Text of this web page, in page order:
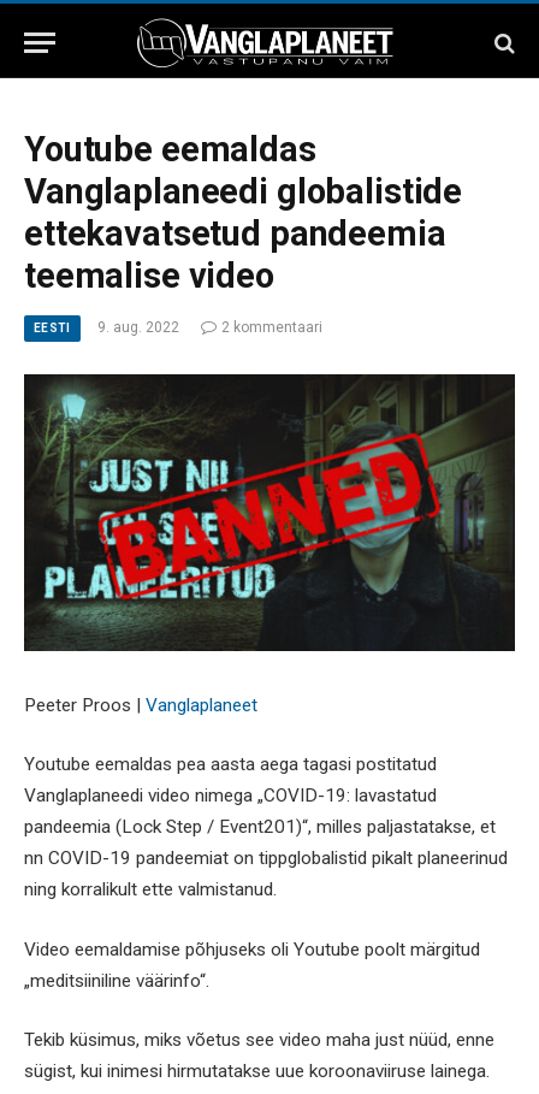
Youtube eemaldas
Vanglaplaneedi globalistide
ettekavatsetud pandeemia
teemalise video
EESTI 9. aug. 2022 2 kommentaari
Peeter Proos | Vanglaplaneet
Youtube eemaldas pea aasta aega tagasi postitatud
Vanglaplaneedi video nimega „COVID-19: lavastatud
pandeemia (Lock Step / Event201)“, milles paljastatakse, et
nn COVID-19 pandeemiat on tippglobalistid pikalt planeerinud
ning korralikult ette valmistanud.
Video eemaldamise põhjuseks oli Youtube poolt märgitud
„meditsiiniline väärinfo“.
Tekib küsimus, miks võetus see video maha just nüüd, enne
sügist, kui inimesi hirmutatakse uue koroonaviiruse lainega.